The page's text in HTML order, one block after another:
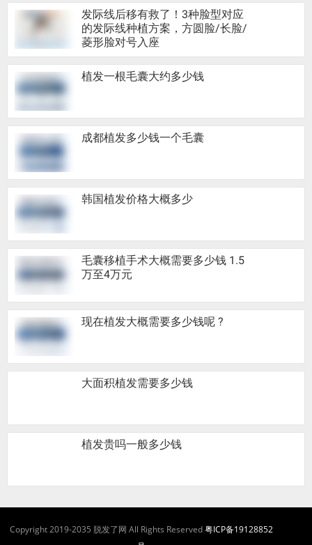
发际线后移有救了！3种脸型对应
的发际线种植方案，方圆脸/长脸/
菱形脸对号入座
植发一根毛囊大约多少钱
成都植发多少钱一个毛囊
韩国植发价格大概多少
毛囊移植手术大概需要多少钱 1.5
万至4万元
现在植发大概需要多少钱呢 ?
大面积植发需要多少钱
植发贵吗一般多少钱
Copyright 2019-2035 脱发了网 All Rights Reserved粤ICP备19128852